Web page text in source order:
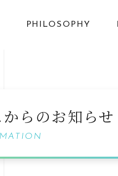
PHILOSOPHY
らのお知らせ